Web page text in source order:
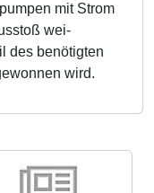
mit Strom
wei-
des benötigten
wird.